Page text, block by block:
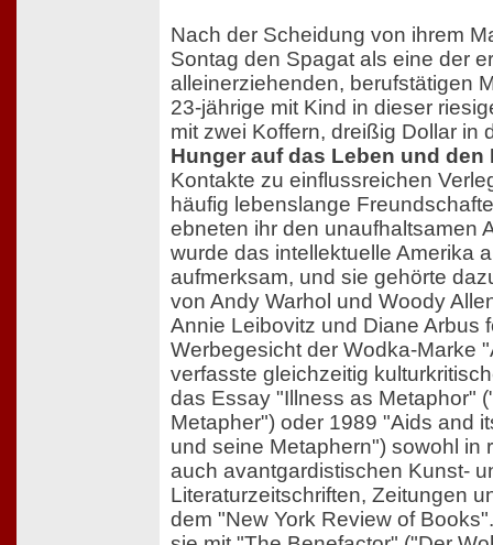
Nach der Scheidung von ihrem
Sontag den Spagat als eine der
alleinerziehenden, berufstätigen
23-jährige mit Kind in dieser
mit zwei Koffern, dreißig Dollar in
Hunger auf das Leben und den
Kontakte zu einflussreichen
häufig lebenslange
ebneten ihr den unaufhaltsamen
wurde das intellektuelle Amerika
aufmerksam, und sie gehörte
von Andy Warhol und Woody
Annie Leibovitz und Diane Arbus
Werbegesicht der Wodka-Marke
verfasste gleichzeitig
das Essay "Illness as Metaphor"
Metapher") oder 1989 "Aids and
und seine Metaphern") sowohl in
auch avantgardistischen Kunst-
Literaturzeitschriften, Zeitungen
dem "New York Review of